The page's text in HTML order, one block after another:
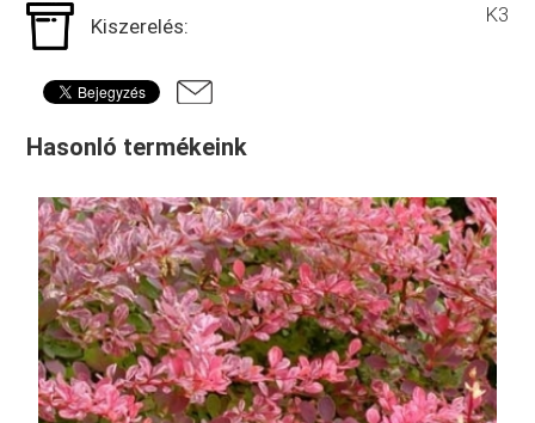
Kiszerelés: K3
Hasonló termékeink